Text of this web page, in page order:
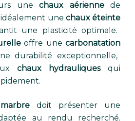
unechaux aériennede
une chaux éteinte
une plasticité optimale.
offre unecarbonatation
durabilité exceptionnelle,
chaux hydrauliquesqui
doit présenter une
au rendu recherché.